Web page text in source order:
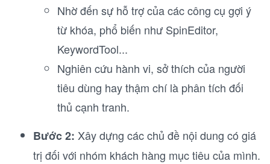
Nhờ đến sự hỗ trợ của các công cụ gợi ý
từ khóa, phổ biến như SpinEditor,
KeywordTool...
Nghiên cứu hành vi, sở thích của người
tiêu dùng hay thậm chí là phân tích đối
thủ cạnh tranh.
Bước 2: Xây dựng các chủ đề nội dung có giá
trị đối với nhóm khách hàng mục tiêu của mình.